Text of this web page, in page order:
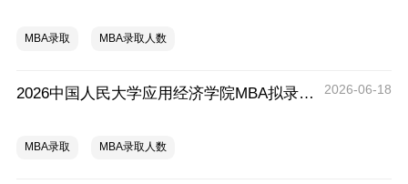
MBA录取 MBA录取人数
2026中国人民大学应用经济学院MBA拟录取分析解读 2026-06-18
MBA录取 MBA录取人数